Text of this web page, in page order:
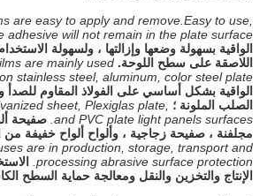
are easy to apply and remove.Easy to use,
adhesive will not remain in the plate surface.
الواقية بسهولة وضعها وإزالتها ، ولسهولة
اللاصقة على سطح اللوحة. are mainly used
on stainless steel, aluminum, color steel plate;
الواقية بشكل أساسي على الفولاذ المقاوم للصدأ
الصلب الملونة ؛ sheet, Plexiglas plate,
and PVC plate light panels surfaces.
صفيحة
مجلفنة ، صفيحة زجاجية ، وألواح ألواح خفيفة من
are in production, storage, transport and
processing abrasive surface protection.
الإنتاج والتخزين والنقل ومعالجة حماية السطح